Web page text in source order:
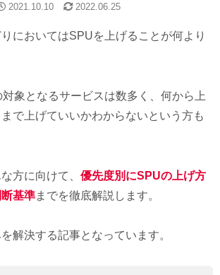
2022.06.25
2021.10.10
においてはSPUを上げることが何より
象となるサービスは数多く、何から上
で上げていいかわからないという方も
方に向けて、 優先度別にSPUの上げ方
断基準までを徹底解説します。
解決する記事となっています。